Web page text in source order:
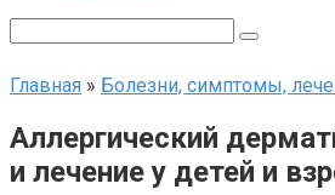
Главная » Болезни, симптомы,
Аллергический
и лечение у детей и